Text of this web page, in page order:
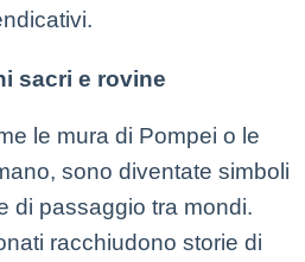
sacri e rovine
le mura di Pompei o le
sono diventate simboli
di passaggio tra mondi.
racchiudono storie di